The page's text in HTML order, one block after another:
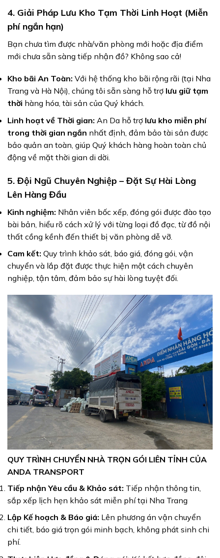
4. Giải Pháp Lưu Kho Tạm Thời Linh Hoạt (Miễn
phí ngắn hạn)
Bạn chưa tìm được nhà/văn phòng mới hoặc địa điểm
mới chưa sẵn sàng tiếp nhận đồ? Không sao cả!
Kho bãi An Toàn: Với hệ thống kho bãi rộng rãi (tại Nha
Trang và Hà Nội), chúng tôi sẵn sàng hỗ trợ lưu giữ tạm
thời hàng hóa, tài sản của Quý khách.
Linh hoạt về Thời gian: An Da hỗ trợ lưu kho miễn phí
trong thời gian ngắn nhất định, đảm bảo tài sản được
bảo quản an toàn, giúp Quý khách hàng hoàn toàn chủ
động về mặt thời gian di dời.
5. Đội Ngũ Chuyên Nghiệp – Đặt Sự Hài Lòng
Lên Hàng Đầu
Kinh nghiệm: Nhân viên bốc xếp, đóng gói được đào tạo
bài bản, hiểu rõ cách xử lý với từng loại đồ đạc, từ đồ nội
thất cồng kềnh đến thiết bị văn phòng dễ vỡ.
Cam kết: Quy trình khảo sát, báo giá, đóng gói, vận
chuyển và lắp đặt được thực hiện một cách chuyên
nghiệp, tận tâm, đảm bảo sự hài lòng tuyệt đối.
QUY TRÌNH CHUYỂN NHÀ TRỌN GÓI LIÊN TỈNH CỦA
ANDA TRANSPORT
Tiếp nhận Yêu cầu & Khảo sát: Tiếp nhận thông tin,
sắp xếp lịch hẹn khảo sát miễn phí tại Nha Trang
Lập Kế hoạch & Báo giá: Lên phương án vận chuyển
chi tiết, báo giá trọn gói minh bạch, không phát sinh chi
phí.